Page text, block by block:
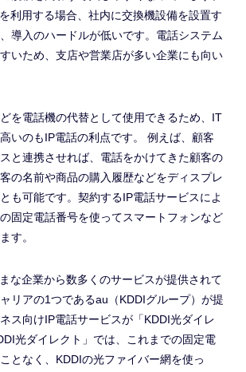
利用する場合、社内に交換機設備を設置す
導入のハードルが低いです。電話システム
いため、支店や営業店が多い企業にも向い
を電話機の代替として使用できるため、IT
いのもIP電話の利点です。 例えば、顧客
と連携させれば、電話をかけてきた顧客の
の名前や商品の購入履歴などをディスプレ
も可能です。契約するIP電話サービスによ
固定電話番号を使ってスマートフォンなど
す。
な企業から数多くのサービスが提供されて
リアの1つであるau（KDDIグループ）が提
ス向けIP電話サービスが「KDDI光ダイレ
光ダイレクト」では、これまでの固定電
となく、KDDIの光ファイバー網を使っ